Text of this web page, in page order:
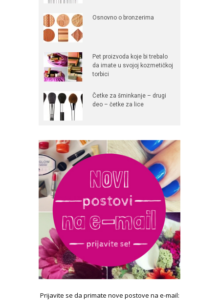
Osnovno o bronzerima
Pet proizvoda koje bi trebalo
da imate u svojoj kozmetičkoj
torbici
Četke za šminkanje – drugi
deo – četke za lice
Prijavite se da primate nove postove na e-mail: